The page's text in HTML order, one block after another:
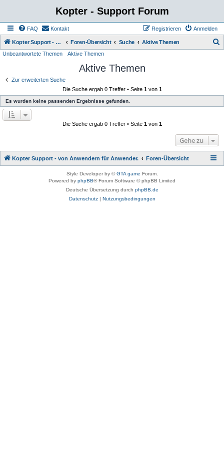
Kopter - Support Forum
FAQ Kontakt Anmelden
Registrieren
Kopter Support - von Anwendern für Anwender. Foren-Übersicht Suche Aktive Themen
Unbeantwortete Themen Aktive Themen
Aktive Themen
Zur erweiterten Suche
Die Suche ergab 0 Treffer • Seite 1von 1
Es wurden keine passenden Ergebnisse gefunden.
Die Suche ergab 0 Treffer • Seite 1von 1
Gehe zu
Kopter Support - von Anwendern für Anwender. Foren-Übersicht
Style Developer by ©GTA game Forum.
Powered by phpBB® Forum Software © phpBB Limited
Deutsche Übersetzung durch phpBB.de
Datenschutz| Nutzungsbedingungen